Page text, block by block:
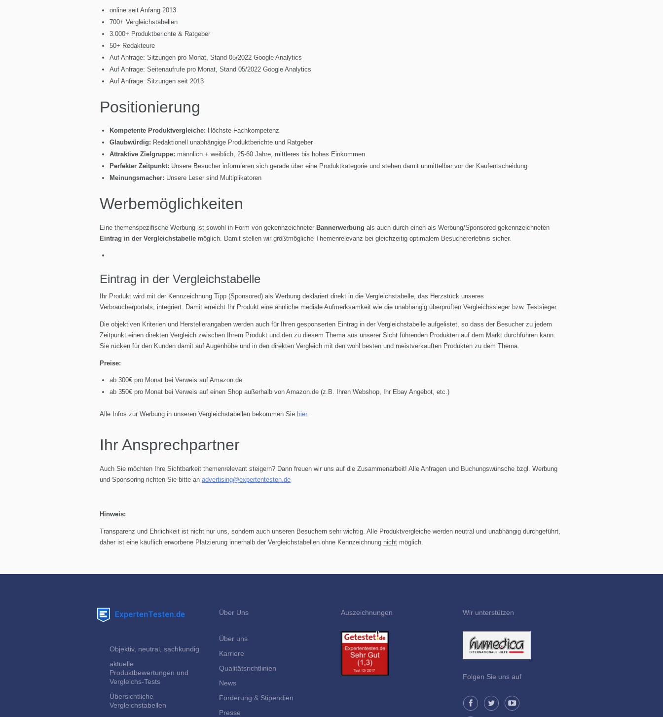
online seit Anfang 2013
700+ Vergleichstabellen
3.000+ Produktberichte & Ratgeber
50+ Redakteure
Auf Anfrage: Sitzungen pro Monat, Stand 05/2022 Google Analytics
Auf Anfrage: Seitenaufrufe pro Monat, Stand 05/2022 Google Analytics
Auf Anfrage: Sitzungen seit 2013
Positionierung
Kompetente Produktvergleiche: Höchste Fachkompetenz
Glaubwürdig: Redaktionell unabhängige Produktberichte und Ratgeber
Attraktive Zielgruppe: männlich + weiblich, 25-60 Jahre, mittleres bis hohes Einkommen
Perfekter Zeitpunkt: Unsere Besucher informieren sich gerade über eine Produktkategorie und stehen damit unmittelbar vor der Kaufentscheidung
Meinungsmacher: Unsere Leser sind Multiplikatoren
Werbemöglichkeiten
Eine themenspezifische Werbung ist sowohl in Form von gekennzeichneter Bannerwerbung als auch durch einen als Werbung/Sponsored gekennzeichneten
Eintrag in der Vergleichstabelle möglich. Damit stellen wir größtmögliche Themenrelevanz bei gleichzeitig optimalem Besuchererlebnis sicher.
Eintrag in der Vergleichstabelle
Ihr Produkt wird mit der Kennzeichnung Tipp (Sponsored) als Werbung deklariert direkt in die Vergleichstabelle, das Herzstück unseres
Verbraucherportals, integriert. Damit erreicht Ihr Produkt eine ähnliche mediale Aufmerksamkeit wie die unabhängig überprüften Vergleichssieger bzw. Testsieger.
Die objektiven Kriterien und Herstellerangaben werden auch für Ihren gesponserten Eintrag in der Vergleichstabelle aufgelistet, so dass der Besucher zu jedem
Zeitpunkt einen direkten Vergleich zwischen Ihrem Produkt und den zu diesem Thema aus unserer Sicht führenden Produkten auf dem Markt durchführen kann.
Sie rücken für den Kunden damit auf Augenhöhe und in den direkten Vergleich mit den wohl besten und meistverkauften Produkten zu dem Thema.
Preise:
ab 300€ pro Monat bei Verweis auf Amazon.de
ab 350€ pro Monat bei Verweis auf einen Shop außerhalb von Amazon.de (z.B. Ihren Webshop, Ihr Ebay Angebot, etc.)
Alle Infos zur Werbung in unseren Vergleichstabellen bekommen Sie hier.
Ihr Ansprechpartner
Auch Sie möchten Ihre Sichtbarkeit themenrelevant steigern? Dann freuen wir uns auf die Zusammenarbeit! Alle Anfragen und Buchungswünsche bzgl. Werbung
und Sponsoring richten Sie bitte an advertising@expertentesten.de
Hinweis:
Transparenz und Ehrlichkeit ist nicht nur uns, sondern auch unseren Besuchern sehr wichtig. Alle Produktvergleiche werden neutral und unabhängig durchgeführt,
daher ist eine käuflich erworbene Platzierung innerhalb der Vergleichstabellen ohne Kennzeichnung nicht möglich.
Objektiv, neutral, sachkundig
aktuelle
Produktbewertungen und
Vergleichs-Tests
Übersichtliche
Vergleichstabellen
Über Uns
Über uns
Karriere
Qualitätsrichtlinien
News
Förderung & Stipendien
Presse
Auszeichnungen Wir unterstützen
Folgen Sie uns auf